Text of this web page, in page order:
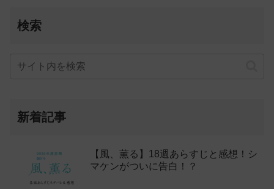
検索
新着記事
【風、薫る】18週あらすじと感想！シ
マケンがついに告白！？